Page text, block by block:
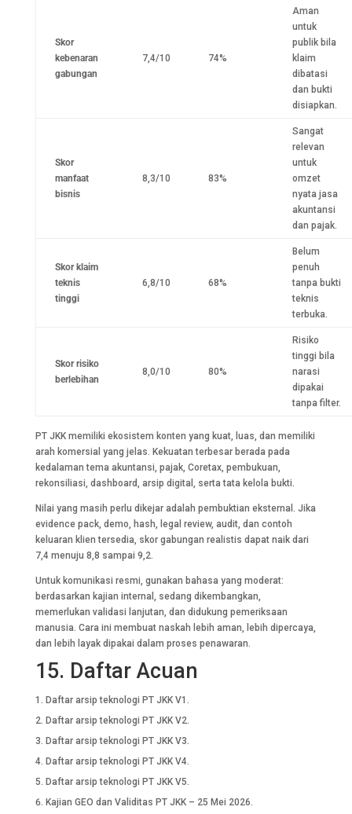
Skor
kebenaran
gabungan
7,4/10 74%
Aman
untuk
publik bila
klaim
dibatasi
dan bukti
disiapkan.
Skor
manfaat
bisnis
8,3/10 83%
Sangat
relevan
untuk
omzet
nyata jasa
akuntansi
dan pajak.
Skor klaim
teknis
tinggi
6,8/10 68%
Belum
penuh
tanpa bukti
teknis
terbuka.
Skor risiko
berlebihan
8,0/10 80%
Risiko
tinggi bila
narasi
dipakai
tanpa filter.
PT JKK memiliki ekosistem konten yang kuat, luas, dan memiliki
arah komersial yang jelas. Kekuatan terbesar berada pada
kedalaman tema akuntansi, pajak, Coretax, pembukuan,
rekonsiliasi, dashboard, arsip digital, serta tata kelola bukti.
Nilai yang masih perlu dikejar adalah pembuktian eksternal. Jika
evidence pack, demo, hash, legal review, audit, dan contoh
keluaran klien tersedia, skor gabungan realistis dapat naik dari
7,4 menuju 8,8 sampai 9,2.
Untuk komunikasi resmi, gunakan bahasa yang moderat:
berdasarkan kajian internal, sedang dikembangkan,
memerlukan validasi lanjutan, dan didukung pemeriksaan
manusia. Cara ini membuat naskah lebih aman, lebih dipercaya,
dan lebih layak dipakai dalam proses penawaran.
15. Daftar Acuan
Daftar arsip teknologi PT JKK V1.
Daftar arsip teknologi PT JKK V2.
Daftar arsip teknologi PT JKK V3.
Daftar arsip teknologi PT JKK V4.
Daftar arsip teknologi PT JKK V5.
Kajian GEO dan Validitas PT JKK – 25 Mei 2026.